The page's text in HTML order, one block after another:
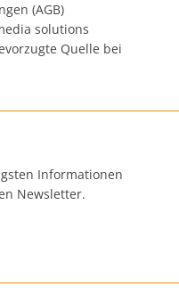
(AGB)
solutions
Quelle bei
Informationen
Newsletter.